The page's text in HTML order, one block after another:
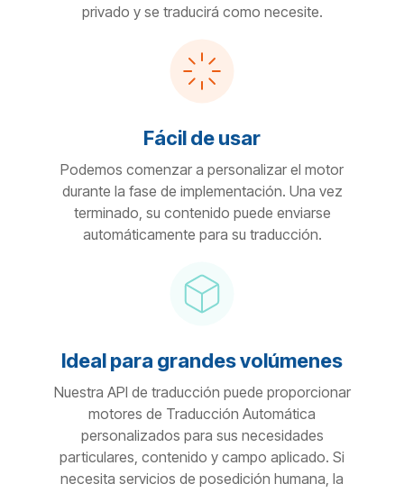
privado y se traducirá como necesite.
Fácil de usar
Podemos comenzar a personalizar el motor
durante la fase de implementación. Una vez
terminado, su contenido puede enviarse
automáticamente para su traducción.
Ideal para grandes volúmenes
Nuestra API de traducción puede proporcionar
motores de Traducción Automática
personalizados para sus necesidades
particulares, contenido y campo aplicado. Si
necesita servicios de posedición humana, la